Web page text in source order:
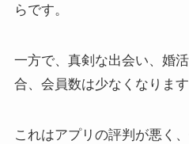
らです。
一方で、真剣な出会い、婚
合、会員数は少なくなります
これはアプリの評判が悪く